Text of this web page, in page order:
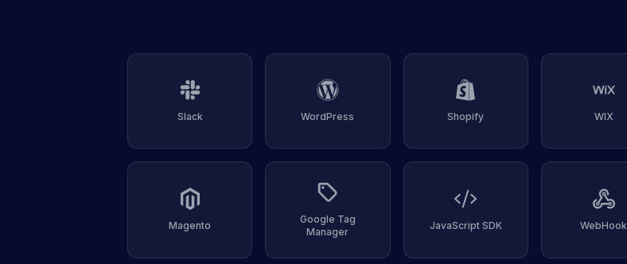
Slack WordPress Shopify WIX
Magento
Google Tag
Manager
JavaScript SDK WebHook